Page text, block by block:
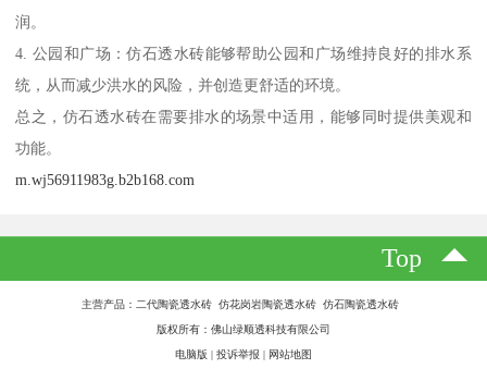
润。
4. 公园和广场：仿石透水砖能够帮助公园和广场维持良好的排水系
统，从而减少洪水的风险，并创造更舒适的环境。
总之，仿石透水砖在需要排水的场景中适用，能够同时提供美观和
功能。
m.wj56911983g.b2b168.com
Top
主营产品：二代陶瓷透水砖 仿花岗岩陶瓷透水砖 仿石陶瓷透水砖
版权所有：佛山绿顺透科技有限公司
电脑版 | 投诉举报 | 网站地图